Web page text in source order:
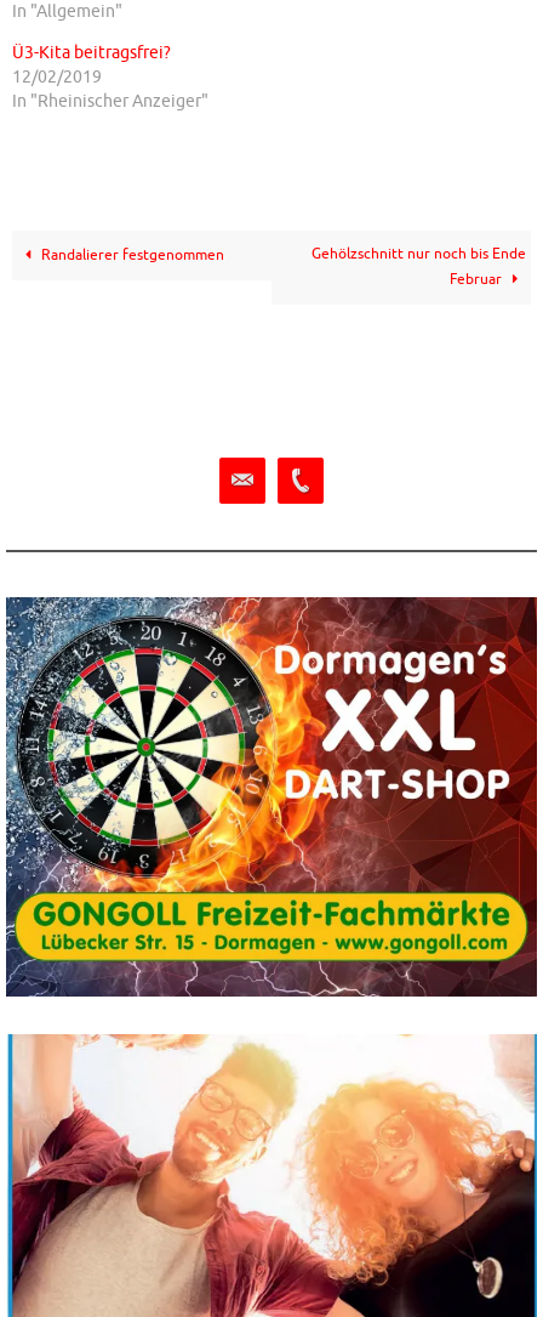
In "Allgemein"
Ü3-Kita beitragsfrei?
12/02/2019
In "Rheinischer Anzeiger"
Randalierer festgenommen
Gehölzschnitt nur noch bis Ende
Februar